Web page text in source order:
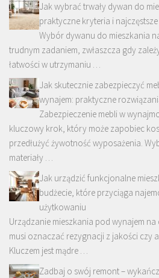
Jak wybrać trwały dywan do
praktyczne kryteria i
Wybór dywanu do mieszkania
trudnym zadaniem, zwłaszcza gdy
łatwości w utrzymaniu …
Jak skutecznie zabezpieczyć
wynajem: praktyczne
Zabezpieczenie mebli w
kluczowy krok, który może zapobiec
przedłużyć żywotność wyposażenia.
materiały …
Jak urządzić funkcjonalne
budżecie, które przyciąga
użytkowaniu
Urządzanie mieszkania pod wynajem
musi oznaczać rezygnacji z jakości czy
Kluczem jest mądre …
Zadbaj o swój remont –